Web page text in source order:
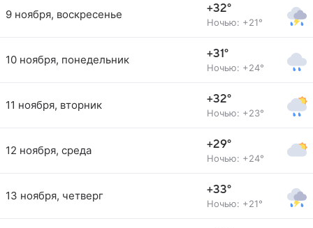
9 ноября, воскресенье +32°
Ночью: +21°
10 ноября, понедельник +31°
Ночью: +24°
11 ноября, вторник +32°
Ночью: +23°
12 ноября, среда +29°
Ночью: +24°
13 ноября, четверг +33°
Ночью: +21°